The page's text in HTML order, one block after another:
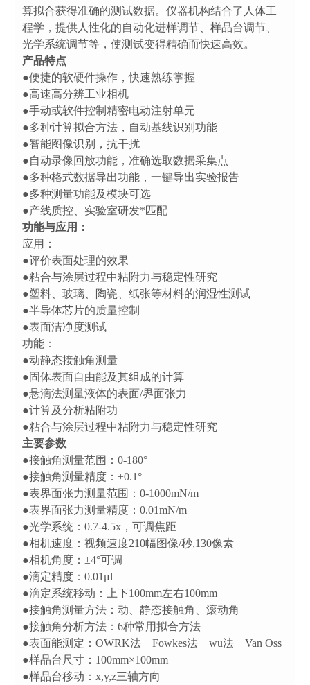
算拟合获得准确的测试数据。仪器机构结合了人体工
程学，提供人性化的自动化进样调节、样品台调节、
光学系统调节等，使测试变得精确而快速高效。
产品特点
●便捷的软硬件操作，快速熟练掌握
●高速高分辨工业相机
●手动或软件控制精密电动注射单元
●多种计算拟合方法，自动基线识别功能
●智能图像识别，抗干扰
●自动录像回放功能，准确选取数据采集点
●多种格式数据导出功能，一键导出实验报告
●多种测量功能及模块可选
●产线质控、实验室研发*匹配
功能与应用：
应用：
●评价表面处理的效果
●粘合与涂层过程中粘附力与稳定性研究
●塑料、玻璃、陶瓷、纸张等材料的润湿性测试
●半导体芯片的质量控制
●表面洁净度测试
功能：
●动静态接触角测量
●固体表面自由能及其组成的计算
●悬滴法测量液体的表面/界面张力
●计算及分析粘附功
●粘合与涂层过程中粘附力与稳定性研究
主要参数
●接触角测量范围：0-180°
●接触角测量精度：±0.1°
●表界面张力测量范围：0-1000mN/m
●表界面张力测量精度：0.01mN/m
●光学系统：0.7-4.5x，可调焦距
●相机速度：视频速度210幅图像/秒,130像素
●相机角度：±4°可调
●滴定精度：0.01μl
●滴定系统移动：上下100mm左右100mm
●接触角测量方法：动、静态接触角、滚动角
●接触角分析方法：6种常用拟合方法
●表面能测定：OWRK法 Fowkes法 wu法 Van Oss
●样品台尺寸：100mm×100mm
●样品台移动：x,y,z三轴方向